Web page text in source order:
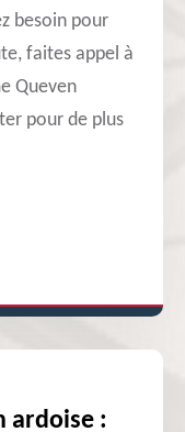
besoin pour
faites appel à
Queven
pour de plus
ardoise :